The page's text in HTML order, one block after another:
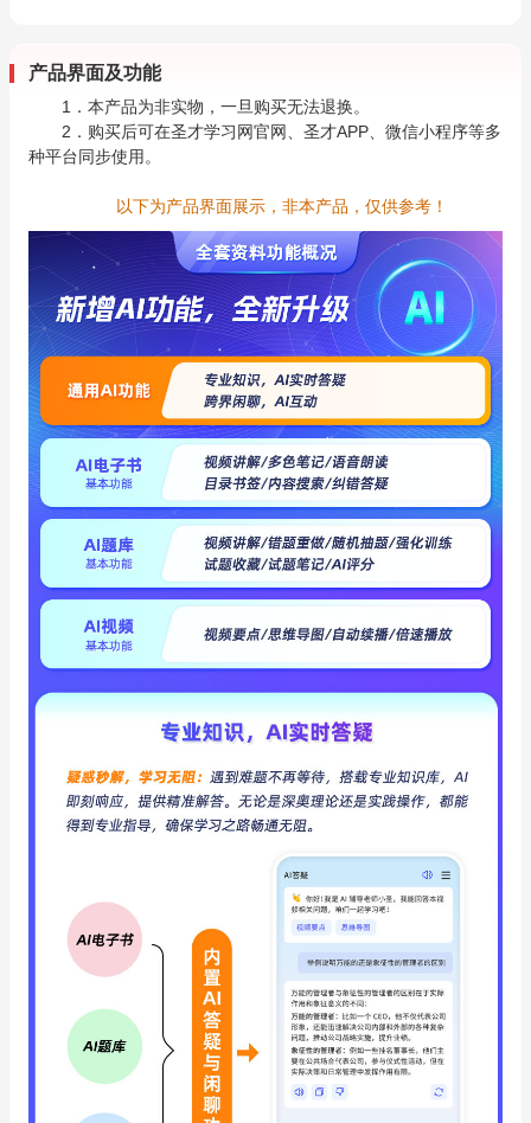
产品界面及功能
1．本产品为非实物，一旦购买无法退换。
2．购买后可在圣才学习网官网、圣才APP、微信小程序等多
种平台同步使用。
以下为产品界面展示，非本产品，仅供参考！